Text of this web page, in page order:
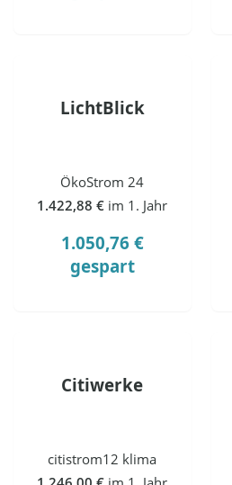
LichtBlick
ÖkoStrom 24
1.422,88 € im 1. Jahr
1.050,76 €
gespart
Citiwerke
citistrom12 klima